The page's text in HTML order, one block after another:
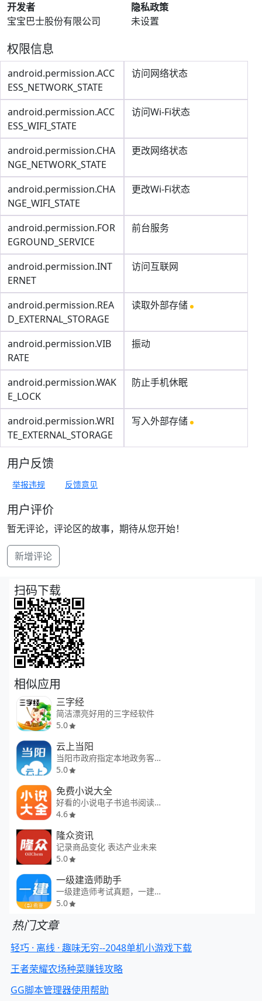
开发者
宝宝巴士股份有限公司
隐私政策
未设置
权限信息
android.permission.ACC
ESS_NETWORK_STATE
访问网络状态
android.permission.ACC
ESS_WIFI_STATE
访问Wi-Fi状态
android.permission.CHA
NGE_NETWORK_STATE
更改网络状态
android.permission.CHA
NGE_WIFI_STATE
更改Wi-Fi状态
android.permission.FOR
EGROUND_SERVICE
前台服务
android.permission.INT
ERNET
访问互联网
android.permission.REA
D_EXTERNAL_STORAGE
读取外部存储
android.permission.VIB
RATE
振动
android.permission.WAK
E_LOCK
防止手机休眠
android.permission.WRI
TE_EXTERNAL_STORAGE
写入外部存储
用户反馈
举报违规 反馈意见
用户评价
暂无评论，评论区的故事，期待从您开始！
新增评论
扫码下载
相似应用
三字经
简洁漂亮好用的三字经软件
5.0
云上当阳
当阳市政府指定本地政务客户端
5.0
免费小说大全
好看的小说电子书追书阅读器
4.6
隆众资讯
记录商品变化 表达产业未来
5.0
一级建造师助手
一级建造师考试真题，一建估分！
5.0
热门文章
轻巧 · 离线 · 趣味无穷--2048单机小游戏下载
王者荣耀农场种菜赚钱攻略
GG脚本管理器使用帮助